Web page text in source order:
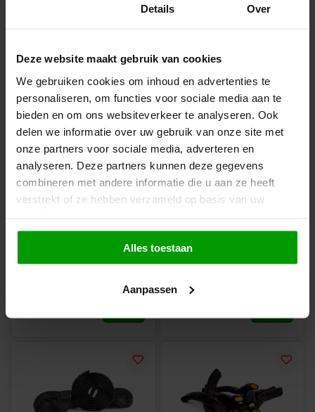
Details Over
Deze website maakt gebruik van cookies
We gebruiken cookies om inhoud en advertenties te
personaliseren, om functies voor sociale media aan te
bieden en om ons websiteverkeer te analyseren. Ook
delen we informatie over uw gebruik van onze site met
onze partners voor sociale media, adverteren en
analyseren. Deze partners kunnen deze gegevens
combineren met andere informatie die u aan ze heeft
verstrekt of ze hebben verzameld op basis van uw
Alles toestaan
Aanpassen
€2,99 €2,99
Beschikbaar in